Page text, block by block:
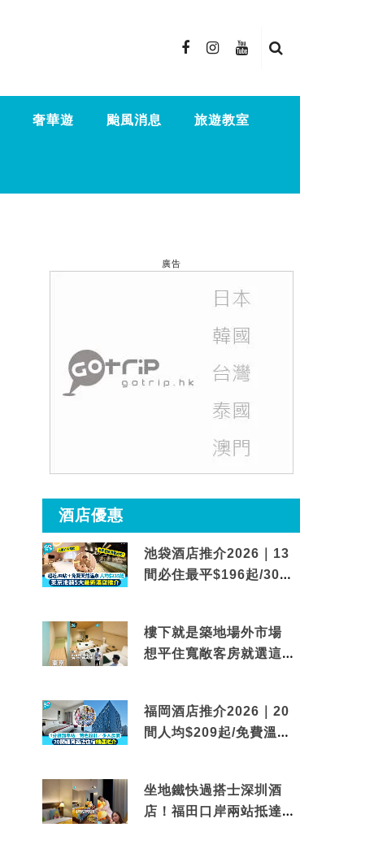
奢華遊 颱風消息 旅遊教室
廣告
酒店優惠
池袋酒店推介2026｜13
間必住最平$196起/30秒
樓下就是築地場外市場
想平住寬敞客房就選這間
福岡酒店推介2026｜20
間人均$209起/免費溫泉/
坐地鐵快過搭士深圳酒
店！福田口岸兩站抵達